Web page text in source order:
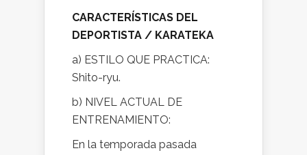
CARACTERÍSTICAS DEL
DEPORTISTA / KARATEKA
a) ESTILO QUE PRACTICA:
Shito-ryu.
b) NIVEL ACTUAL DE
ENTRENAMIENTO:
En la temporada pasada